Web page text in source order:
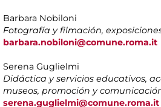
Barbara Nobiloni
Fotografía y filmación,
barbara.nobiloni@comune.roma.it
Serena Guglielmi
Didáctica y servicios educativos,
museos, promoción y
serena.guglielmi@comune.roma.it